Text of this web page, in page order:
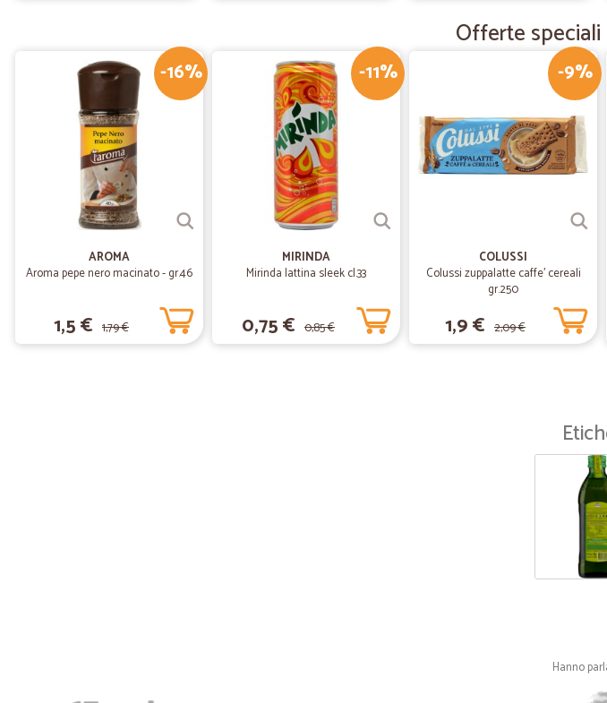
Offerte
-16%
AROMA
Aroma pepe nero macinato - gr.46
1,5 € 1,79 €
-11%
MIRINDA
Mirinda lattina sleek cl.33
0,75 € 0,85 €
-9%
COLUSSI
Colussi zuppalatte caffe' cereali
gr.250
1,9 € 2,09 €
Hanno